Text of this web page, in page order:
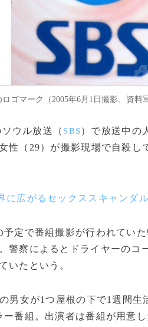
ゴマーク（2005年6月1日撮影、資料
ウル放送（ SBS）で放送中の
性（29）が撮影現場で自殺
に広がるセックススキャンダ
定で番組撮影が行われてい
警察によるとドライヤーの
いたという。
男女が1つ屋根の下で1週間
ー番組。出演者は番組が用意